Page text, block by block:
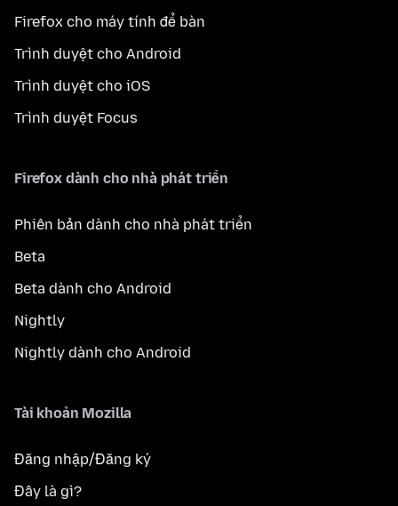
Firefox cho máy tính để bàn
Trình duyệt cho Android
Trình duyệt cho iOS
Trình duyệt Focus
Firefox dành cho nhà phát triển
Phiên bản dành cho nhà phát triển
Beta
Beta dành cho Android
Nightly
Nightly dành cho Android
Tài khoản Mozilla
Đăng nhập/Đăng ký
Đây là gì?